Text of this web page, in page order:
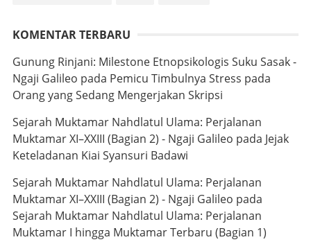
KOMENTAR TERBARU
Gunung Rinjani: Milestone Etnopsikologis Suku Sasak -
Ngaji Galileo pada Pemicu Timbulnya Stress pada
Orang yang Sedang Mengerjakan Skripsi
Sejarah Muktamar Nahdlatul Ulama: Perjalanan
Muktamar XI–XXIII (Bagian 2) - Ngaji Galileo pada Jejak
Keteladanan Kiai Syansuri Badawi
Sejarah Muktamar Nahdlatul Ulama: Perjalanan
Muktamar XI–XXIII (Bagian 2) - Ngaji Galileo pada
Sejarah Muktamar Nahdlatul Ulama: Perjalanan
Muktamar I hingga Muktamar Terbaru (Bagian 1)